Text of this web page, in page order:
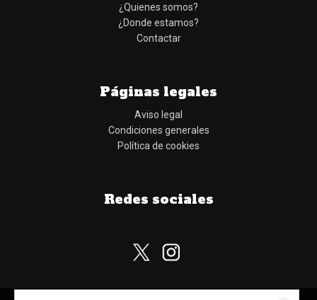
¿Quienes somos?
¿Donde estamos?
Contactar
Páginas legales
Aviso legal
Condiciones generales
Política de cookies
Redes sociales